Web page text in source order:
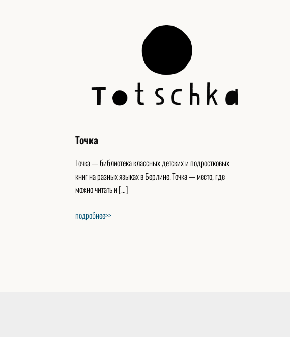
Точка
Точка — библиотека классных детских и подростковых
книг на разных языках в Берлине. Точка — место, где
можно читать и […]
подробнее>>